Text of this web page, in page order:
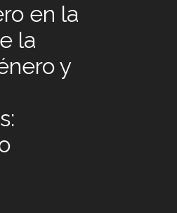
en la
la
y